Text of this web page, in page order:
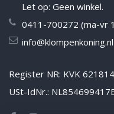
Let op: Geen winkel.
0411-700272 (ma-vr
info@klompenkoning.nl
Register NR: KVK
USt-IdNr.: